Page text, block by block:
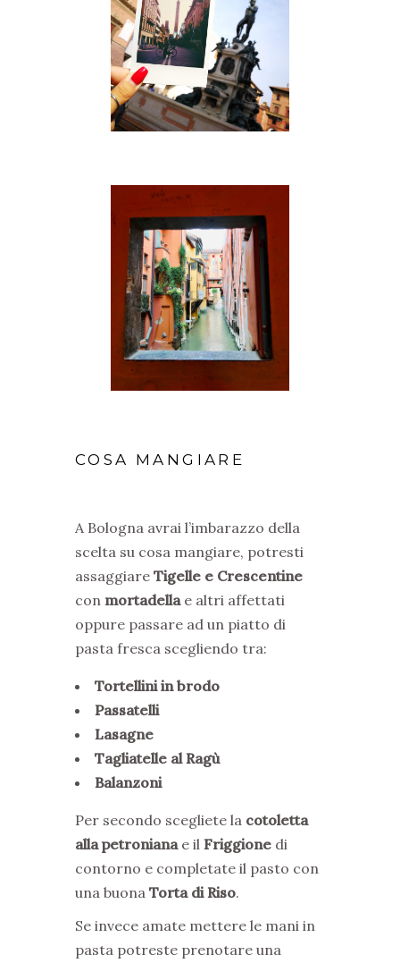
COSA MANGIARE
A Bologna avrai l’imbarazzo della
scelta su cosa mangiare, potresti
assaggiare Tigelle e Crescentine
con mortadella e altri affettati
oppure passare ad un piatto di
pasta fresca scegliendo tra:
Tortellini in brodo
Passatelli
Lasagne
Tagliatelle al Ragù
Balanzoni
Per secondo scegliete la cotoletta
alla petronianae il Friggione di
contorno e completate il pasto con
una buona Torta di Riso.
Se invece amate mettere le mani in
pasta potreste prenotare una